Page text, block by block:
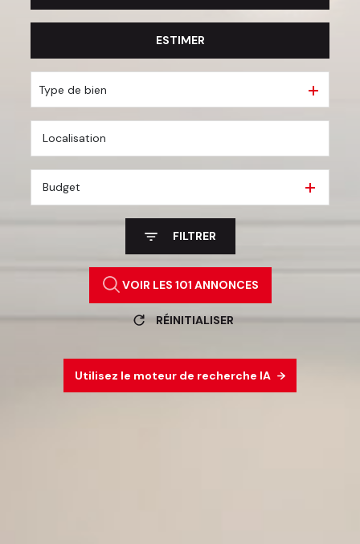
De l'immo pro
De l'immo pro
ESTIMER
Type de bien
Budget
FILTRER
VOIR LES 101 ANNONCES
RÉINITIALISER
Utilisez le moteur de recherche IA